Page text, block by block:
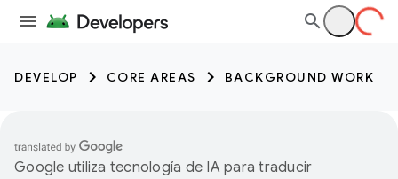
DEVELOP CORE AREAS BACKGROUND WORK
Google utiliza tecnología de IA para traducir